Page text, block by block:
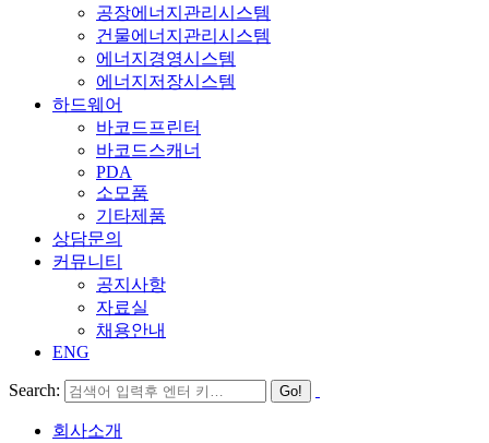
공장에너지관리시스템
건물에너지관리시스템
에너지경영시스템
에너지저장시스템
하드웨어
바코드프린터
바코드스캐너
PDA
소모품
기타제품
상담문의
커뮤니티
공지사항
자료실
채용안내
ENG
Search:
회사소개